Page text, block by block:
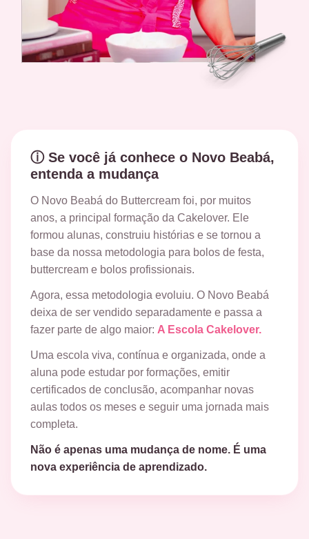
ⓘ Se você já conhece o Novo Beabá,
entenda a mudança
O Novo Beabá do Buttercream foi, por muitos
anos, a principal formação da Cakelover. Ele
formou alunas, construiu histórias e se tornou a
base da nossa metodologia para bolos de festa,
buttercream e bolos profissionais.
Agora, essa metodologia evoluiu. O Novo Beabá
deixa de ser vendido separadamente e passa a
fazer parte de algo maior: A Escola Cakelover.
Uma escola viva, contínua e organizada, onde a
aluna pode estudar por formações, emitir
certificados de conclusão, acompanhar novas
aulas todos os meses e seguir uma jornada mais
completa.
Não é apenas uma mudança de nome. É uma
nova experiência de aprendizado.